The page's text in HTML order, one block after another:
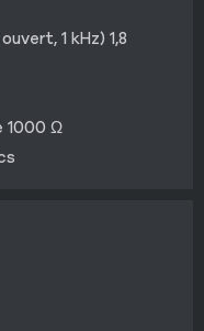
1 kHz) 1,8
1000 Ω